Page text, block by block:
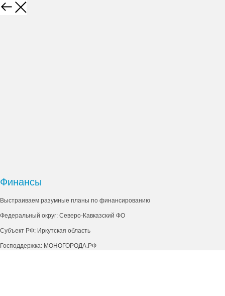
Финансы
Выстраиваем разумные планы по финансированию
Федеральный округ: Северо-Кавказский ФО
Субъект РФ: Иркутская область
Господдержка: МОНОГОРОДА.РФ